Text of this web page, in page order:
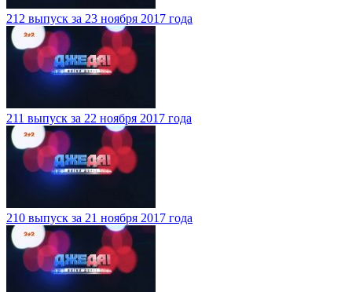
212 выпуск за 23 ноября 2017 года
211 выпуск за 22 ноября 2017 года
210 выпуск за 21 ноября 2017 года